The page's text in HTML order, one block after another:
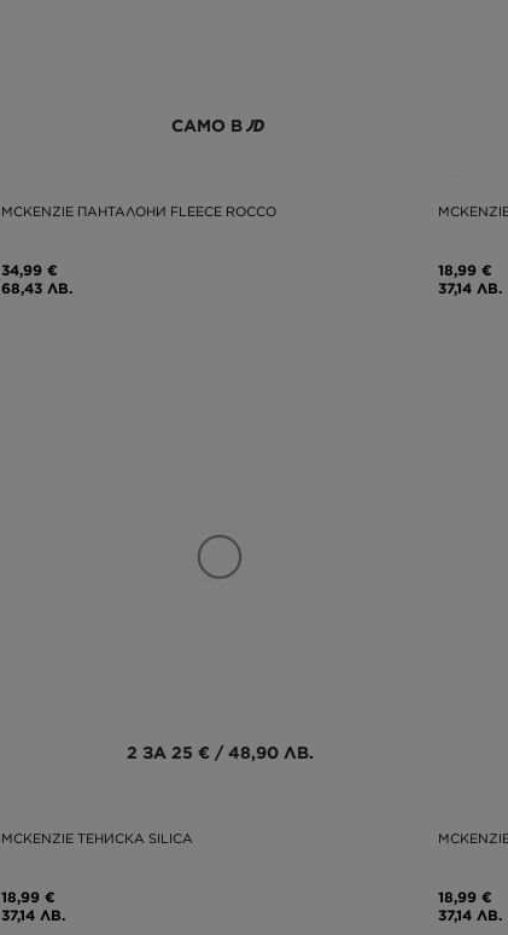
САМО В
MCKENZIE ПАНТАЛОНИ FLEECE ROCCO
34,99 €
68,43 ЛВ.
18,99 €
37,14 ЛВ.
2 ЗА 25 € / 48,90 ЛВ.
MCKENZIE ТЕНИСКА SILICA
18,99 €
37,14 ЛВ.
18,99 €
37,14 ЛВ.